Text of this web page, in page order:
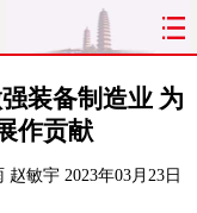
山西
装备制造业 为
作贡献
赵敏宇 2023年03月23日